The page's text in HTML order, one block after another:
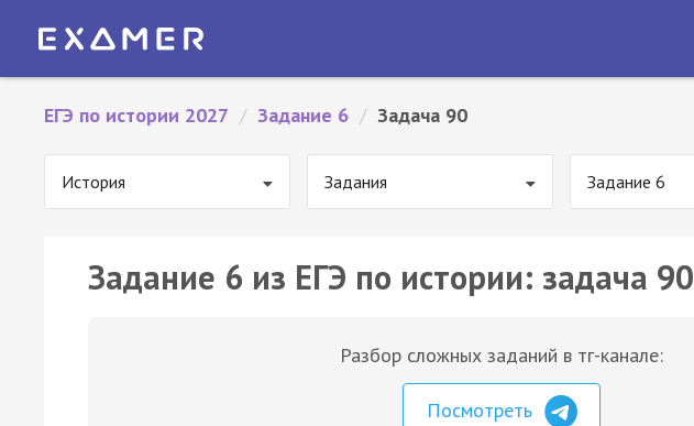
ЕГЭ по истории 2027 / Задание 6 / Задача 90
История Задания Задание 6
Задание 6 из ЕГЭ по истории: задача 90
Разбор сложных заданий в тг-канале:
Посмотреть